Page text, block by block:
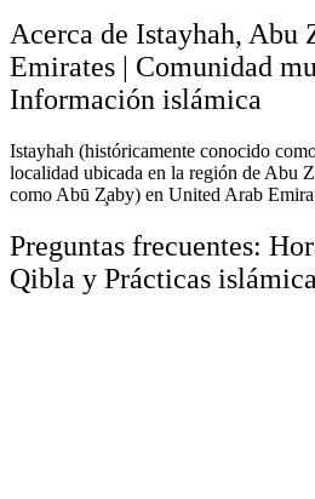
Acerca de Istayhah, Abu
Emirates | Comunidad
Información islámica
Istayhah (históricamente conocido
localidad ubicada en la región de Abu
como Abū Z̧aby) en United Arab
Preguntas frecuentes:
Qibla y Prácticas